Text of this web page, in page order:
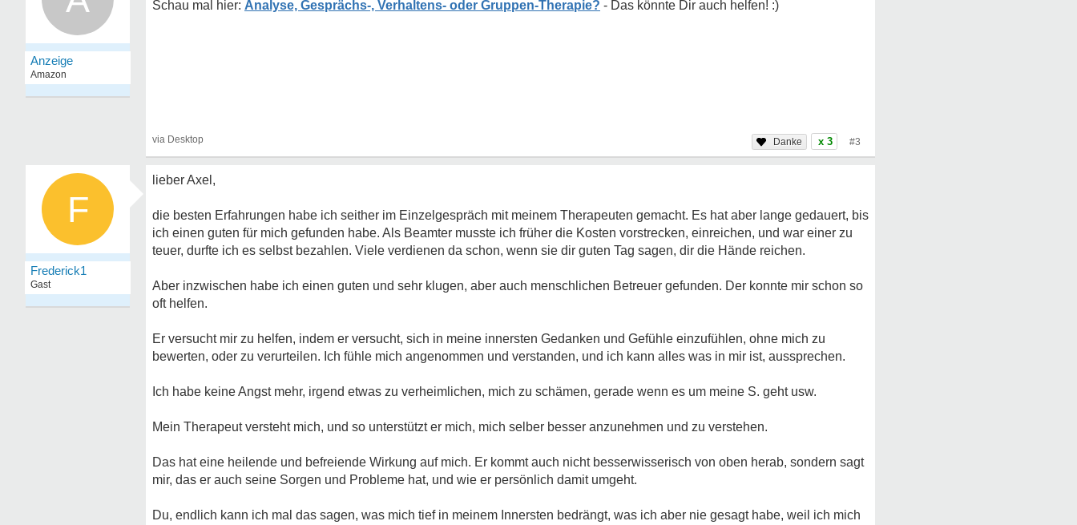
Analyse, Gesprächs-, Verhaltens- oder Gruppen-Therapie?
x 3 #3
F
Frederick1
Gast
lieber Axel,
die besten Erfahrungen habe ich seither im Einzelgespräch mit meinem Therapeuten gemacht. Es hat aber lange gedauert, bis
ich einen guten für mich gefunden habe. Als Beamter musste ich früher die Kosten vorstrecken, einreichen, und war einer zu
teuer, durfte ich es selbst bezahlen. Viele verdienen da schon, wenn sie dir guten Tag sagen, dir die Hände reichen.
Aber inzwischen habe ich einen guten und sehr klugen, aber auch menschlichen Betreuer gefunden. Der konnte mir schon so
oft helfen.
Er versucht mir zu helfen, indem er versucht, sich in meine innersten Gedanken und Gefühle einzufühlen, ohne mich zu
bewerten, oder zu verurteilen. Ich fühle mich angenommen und verstanden, und ich kann alles was in mir ist, aussprechen.
Ich habe keine Angst mehr, irgend etwas zu verheimlichen, mich zu schämen, gerade wenn es um meine S. geht usw.
Mein Therapeut versteht mich, und so unterstützt er mich, mich selber besser anzunehmen und zu verstehen.
Das hat eine heilende und befreiende Wirkung auf mich. Er kommt auch nicht besserwisserisch von oben herab, sondern sagt
mir, das er auch seine Sorgen und Probleme hat, und wie er persönlich damit umgeht.
Du, endlich kann ich mal das sagen, was mich tief in meinem Innersten bedrängt, was ich aber nie gesagt habe, weil ich mich